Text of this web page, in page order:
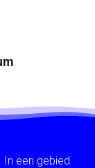
In een gebied